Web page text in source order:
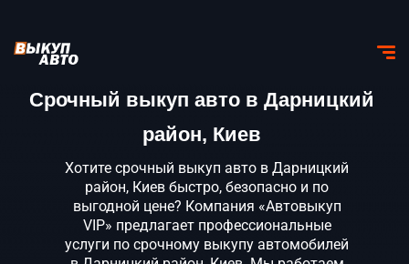
Срочный выкуп авто в Дарницкий
район, Киев
Хотите срочный выкуп авто в Дарницкий
район, Киев быстро, безопасно и по
выгодной цене? Компания «Автовыкуп
VIP» предлагает профессиональные
услуги по срочному выкупу автомобилей